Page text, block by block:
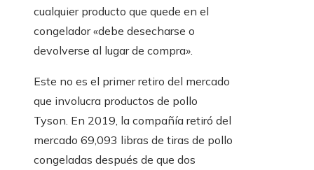
cualquier producto que quede en el
congelador «debe desecharse o
devolverse al lugar de compra».
Este no es el primer retiro del mercado
que involucra productos de pollo
Tyson. En 2019, la compañía retiró del
mercado 69,093 libras de tiras de pollo
congeladas después de que dos